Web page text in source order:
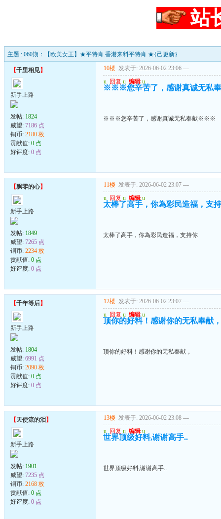
站
主题 : 060期：【欧美女王】★平特肖.香港来料平特肖 ★{己更新}
【千里相见】
新手上路
发帖: 1824
威望: 7186 点
铜币: 2180 枚
贡献值: 0 点
好评度: 0 点
10楼 发表于: 2026-06-02 23:06 ---
u 回复 u 编辑 u
※※※您辛苦了，感谢真诚无
※※※您辛苦了，感谢真诚无私奉献※※※
【飘零的心】
新手上路
发帖: 1849
威望: 7265 点
铜币: 2234 枚
贡献值: 0 点
好评度: 0 点
11楼 发表于: 2026-06-02 23:07 ---
u 回复 u 编辑 u
太棒了高手，你為彩民造福，支
太棒了高手，你為彩民造福，支持你
【千年等后】
新手上路
发帖: 1804
威望: 6991 点
铜币: 2090 枚
贡献值: 0 点
好评度: 0 点
12楼 发表于: 2026-06-02 23:07 ---
u 回复 u 编辑 u
顶你的好料！感谢你的无私奉献，
顶你的好料！感谢你的无私奉献，
【天使流的泪 】
新手上路
发帖: 1901
威望: 7235 点
铜币: 2168 枚
贡献值: 0 点
好评度: 0 点
13楼 发表于: 2026-06-02 23:08 ---
u 回复 u 编辑 u
世界顶级好料,谢谢高手..
世界顶级好料,谢谢高手..